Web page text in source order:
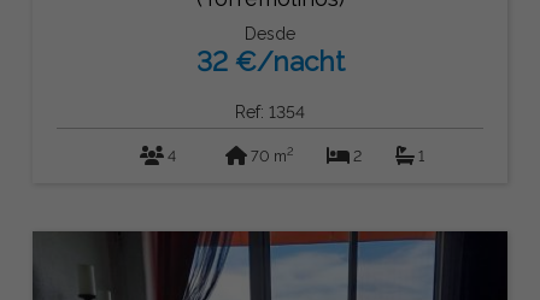
Desde
32 €/nacht
Ref: 1354
4 70 m2 2 1